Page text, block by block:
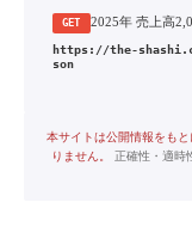
GET
https://the-
son
本サイトは公開情報をも
りません。
正確性・適時